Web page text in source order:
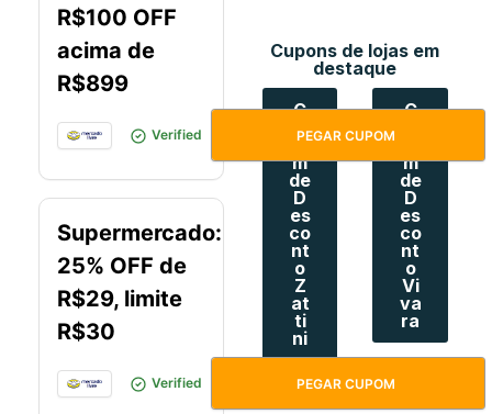
R$100 OFF
acima de
R$899
Verified https://meli.la/1DjWLAc
PEGAR CUPOM
Supermercado:
25% OFF de
R$29, limite
R$30
Verified SUPERMERCADO6DO8
PEGAR CUPOM
Cupons de lojas em
destaque
C
up
o
m
de
D
es
co
nt
o
Z
at
ti
ni
C
m
de
D
es
co
nt
o
Vi
va
ra